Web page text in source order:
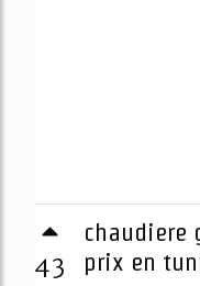
43
chaudiere
prix en